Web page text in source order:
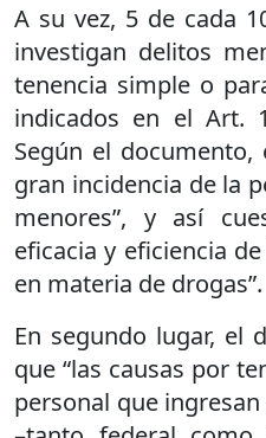
A su vez, 5 de cada
investigan delitos
tenencia simple o
indicados en el Art.
Según el documento,
gran incidencia de la
menores”, y así
eficacia y eficiencia
en materia de drogas”.
En segundo lugar, el
que “las causas por
personal que